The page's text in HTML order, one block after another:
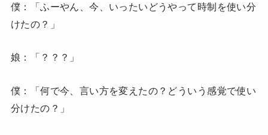
僕：「ふーやん、今、いったいどうやって時制を使い分
けたの？」
娘：「？？？」
僕：「何で今、言い方を変えたの？どういう感覚で使い
分けたの？」